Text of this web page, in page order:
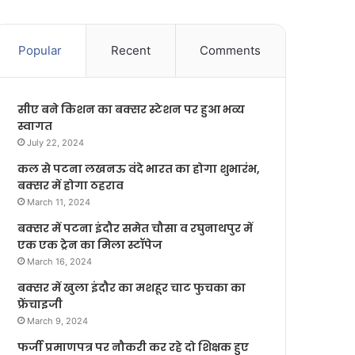
Popular Recent Comments
सीए बने किशन का बक्सर स्टेशन पर हुआ भव्य
स्वागत
July 22, 2024
कल से पटना लखनऊ वंदे भारत का होगा शुभारंभ,
बक्सर में होगा ठहराव
March 11, 2024
बक्सर में पटना इंदौर समेत चौसा व रघुनाथपुर में
एक एक ट्रेन का मिला स्टॉपेज
March 16, 2024
बक्सर में खुला इंदौर का मशहूर चाट फुचका का
फ्रेंचाइजी
March 9, 2024
फर्जी प्रमाणपत्र पर नौकरी कर रहे दो शिक्षक हुए